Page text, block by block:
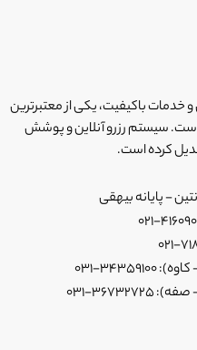
خدمات باکیفیت، یکی از معتبرترین
سیستم رزرو آنلاین و پوشش
کرده است.
- پایانه بیهقی
031
031